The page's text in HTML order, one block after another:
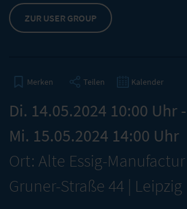
ZUR USER GROUP
Merken Teilen Kalender
Di. 14.05.2024 10:00 Uhr -
Mi. 15.05.2024 14:00 Uhr
Ort: Alte Essig-
Gruner-Straße 44 | Leipzig